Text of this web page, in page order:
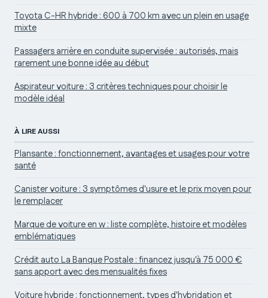
Toyota C-HR hybride : 600 à 700 km avec un plein en usage
mixte
Passagers arrière en conduite supervisée : autorisés, mais
rarement une bonne idée au début
Aspirateur voiture : 3 critères techniques pour choisir le
modèle idéal
À LIRE AUSSI
Plansante : fonctionnement, avantages et usages pour votre
santé
Canister voiture : 3 symptômes d'usure et le prix moyen pour
le remplacer
Marque de voiture en w : liste complète, histoire et modèles
emblématiques
Crédit auto La Banque Postale : financez jusqu'à 75 000 €
sans apport avec des mensualités fixes
Voiture hybride : fonctionnement, types d'hybridation et